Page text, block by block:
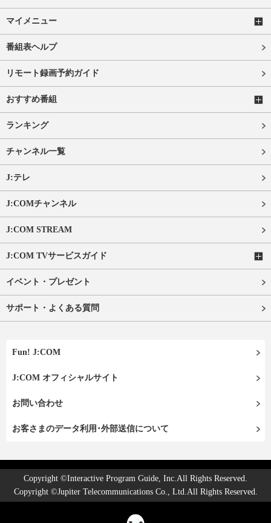
マイメニュー
番組表ヘルプ
リモート録画予約ガイド
おすすめ番組
ランキング
チャンネル一覧
J:テレ
J:COMチャンネル
J:COM STREAM
J:COM TVサービスガイド
イベント・プレゼント
サポート・よくある質問
Fun! J:COM
J:COM オフィシャルサイト
お問い合わせ
お客さまのデータ利用･外部送信について
Copyright ©Interactive Program Guide, Inc.All Rights Reserved.
Copyright ©Jupiter Telecommunications Co., Ltd.All Rights Reserved.